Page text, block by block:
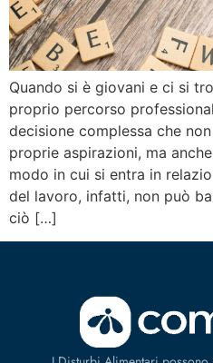
Quando si è giovani e ci si
proprio percorso
decisione complessa che
proprie aspirazioni, ma
modo in cui si entra in
del lavoro, infatti, non può
ciò […]